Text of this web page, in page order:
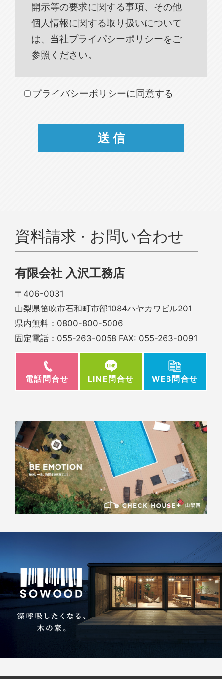
開示等の要求に関する事項、その他
個人情報に関する取り扱いについて
は、当社プライパシーポリシーをご
参照ください。
プライバシーポリシーに同意する
資料請求 · お問い合わせ
有限会社 入沢工務店
〒406-0031
山梨県笛吹市石和町市部1084ハヤカワビル201
県内無料： 0800-800-5006
固定電話： 055-263-0058 FAX: 055-263-0091
電話問合せ LINE問合せ WEB問合せ